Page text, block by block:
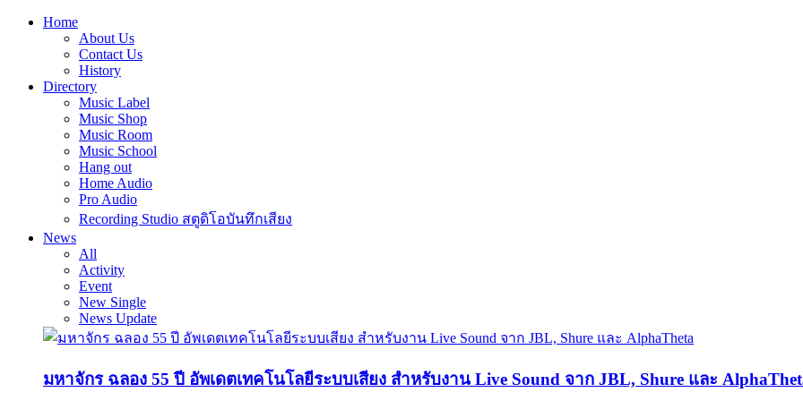
Home
About Us
Contact Us
History
Directory
Music Label
Music Shop
Music Room
Music School
Hang out
Home Audio
Pro Audio
Recording Studio สตูดิโอบันทึกเสียง
News
All
Activity
Event
New Single
News Update
มหาจักร ฉลอง 55 ปี อัพเดตเทคโนโลยีระบบเสียง สำหรับงาน Live Sound จาก JBL, Shure และ